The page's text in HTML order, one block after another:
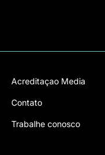
Acreditaçao Media
Contato
Trabalhe conosco